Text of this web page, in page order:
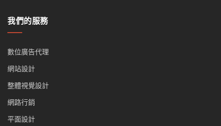
我們的服務
數位廣告代理
網站設計
整體視覺設計
網路行銷
平面設計